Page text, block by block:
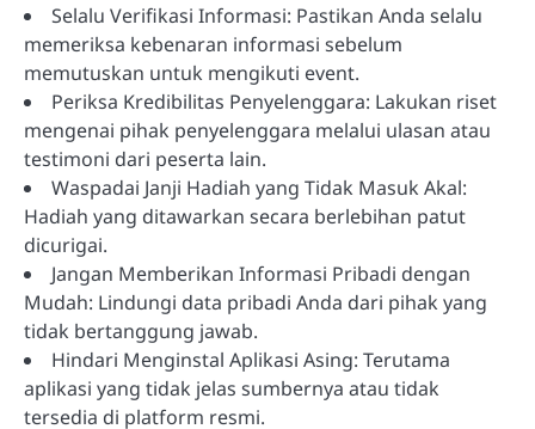
Selalu Verifikasi Informasi: Pastikan Anda selalu
memeriksa kebenaran informasi sebelum
memutuskan untuk mengikuti event.
Periksa Kredibilitas Penyelenggara: Lakukan riset
mengenai pihak penyelenggara melalui ulasan atau
testimoni dari peserta lain.
Waspadai Janji Hadiah yang Tidak Masuk Akal:
Hadiah yang ditawarkan secara berlebihan patut
dicurigai.
Jangan Memberikan Informasi Pribadi dengan
Mudah: Lindungi data pribadi Anda dari pihak yang
tidak bertanggung jawab.
Hindari Menginstal Aplikasi Asing: Terutama
aplikasi yang tidak jelas sumbernya atau tidak
tersedia di platform resmi.